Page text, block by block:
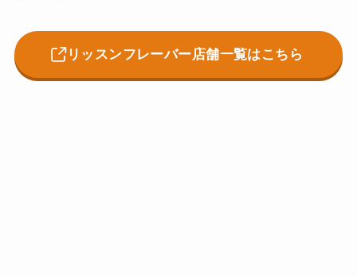
リッスンフレーバー店舗一覧はこちら